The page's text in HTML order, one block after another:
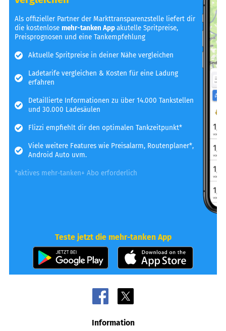
Als offizieller Partner der Markttransparenzstelle liefert dir
die kostenlosemehr-tanken Appakutelle Spritpreise,
Preisprognosen und eine Tankempfehlung
Aktuelle Spritpreise in deiner Nähe vergleichen
Ladetarife vergleichen & Kosten für eine Ladung
erfahren
Detaillierte Informationen zu über 14.000 Tankstellen
und 30.000 Ladesäulen
Flizzi empfiehlt dir den optimalen Tankzeitpunkt*
Viele weitere Features wie Preisalarm, Routenplaner*,
Android Auto uvm.
*aktives mehr-tanken+ Abo erforderlich
Teste jetzt die mehr-tanken App
Information